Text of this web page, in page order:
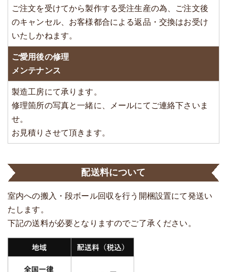
ご注文を受けてから製作する受注生産の為、ご注文後
のキャンセル、お客様都合による返品・交換はお受け
いたしかねます。
ご愛用後の修理
メンテナンス
製造工房にて承ります。
修理箇所の写真と一緒に、メールにてご連絡下さいま
せ。
お見積りさせて頂きます。
配送料について
室内への搬入・段ボール回収を行う開梱設置にて発送い
たします。
下記の送料が必要となりますのでご了承ください。